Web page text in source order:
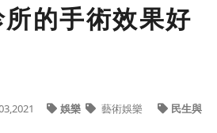
的手術效果好
娛樂 藝術娛樂 民生與